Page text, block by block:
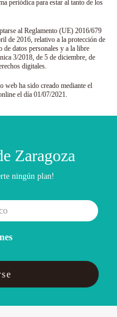
periódica para estar al tanto de los
al Reglamento (UE) 2016/679
de 2016, relativo a la protección de
de datos personales y a la libre
3/2018, de 5 de diciembre, de
digitales.
web ha sido creado mediante el
el día 01/07/2021.
Zaragoza
ningún plan!